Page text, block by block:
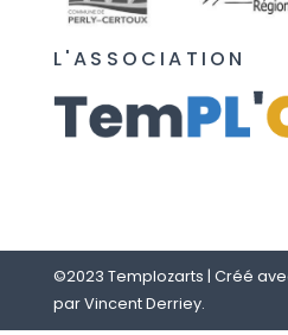
L'ASSOCIATION
©2023 Templozarts | Créé
parVincent Derriey.